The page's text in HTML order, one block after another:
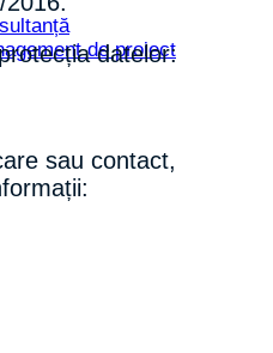
de proiect
datelor:
sau contact,